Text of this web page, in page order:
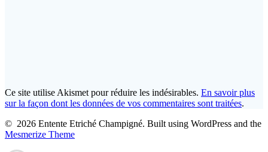
Ce site utilise Akismet pour réduire les indésirables. En savoir plus
sur la façon dont les données de vos commentaires sont traitées.
© 2026 Entente Etriché Champigné. Built using WordPress and the
Mesmerize Theme